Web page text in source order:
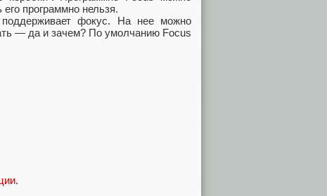
программно нельзя.
фокус. На нее можно
— да и зачем? По умолчанию Focus
.